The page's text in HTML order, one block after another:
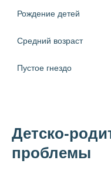
Рождение детей
Средний возраст
Пустое гнездо
Детско-
проблемы